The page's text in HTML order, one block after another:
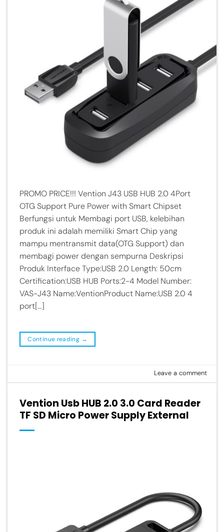
PROMO PRICE!!! Vention J43 USB HUB 2.0 4Port
OTG Support Pure Power with Smart Chipset
Berfungsi untuk Membagi port USB, kelebihan
produk ini adalah memiliki Smart Chip yang
mampu mentransmit data(OTG Support) dan
membagi power dengan sempurna Deskripsi
Produk Interface Type:USB 2.0 Length: 50cm
Certification:USB HUB Ports:2-4 Model Number:
VAS-J43 Name:VentionProduct Name:USB 2.0 4
port[…]
Continue reading →
Leave a comment
Vention Usb HUB 2.0 3.0 Card Reader
TF SD Micro Power Supply External